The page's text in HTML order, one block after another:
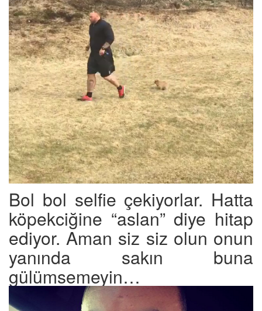
Bol bol selfie çekiyorlar. Hatta
köpekciğine “aslan” diye hitap
ediyor. Aman siz siz olun onun
yanında sakın buna
gülümsemeyin…